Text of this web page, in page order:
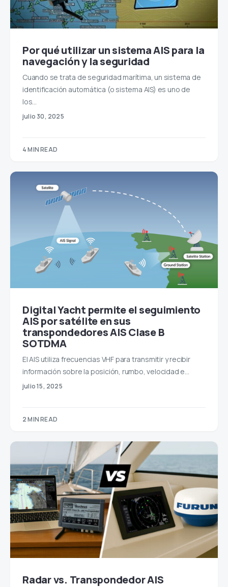
Por qué utilizar un sistema AIS para la
navegación y la seguridad
Cuando se trata de seguridad marítima, un sistema de
identificación automática (o sistema AIS) es uno de
los…
julio 30, 2025
4 MIN READ
Digital Yacht permite el seguimiento
AIS por satélite en sus
transpondedores AIS Clase B
SOTDMA
El AIS utiliza frecuencias VHF para transmitir y recibir
información sobre la posición, rumbo, velocidad e…
julio 15, 2025
2 MIN READ
Radar vs. Transpondedor AIS